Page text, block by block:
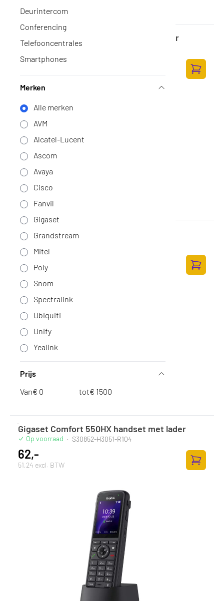
Deurintercom
Conferencing
Telefooncentrales
Smartphones
Merken
Alle merken
AVM
Alcatel-Lucent
Ascom
Avaya
Cisco
Fanvil
Gigaset
Grandstream
Mitel
Poly
Snom
Spectralink
Ubiquiti
Unify
Yealink
Prijs
Van€ tot€
Gigaset C570HX losse handset met lader
Op voorraad S30852-H2861-R101
65,-
53,72 excl. BTW
Yealink AX83H WIFI Handset
139,-
114,88 excl. BTW
Gigaset Comfort 550HX handset met lader
Op voorraad · S30852-H3051-R104
62,-
51,24 excl. BTW